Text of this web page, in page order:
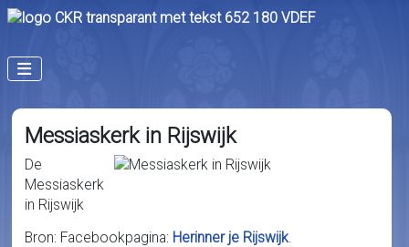
Messiaskerk in Rijswijk
De
Messiaskerk
in Rijswijk
Bron: Facebookpagina: Herinner je Rijswijk.